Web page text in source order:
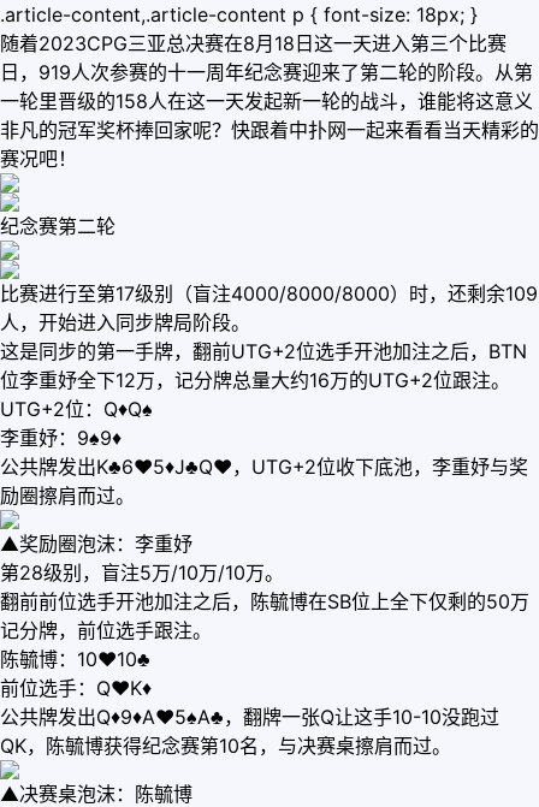
.article-content,.article-content p { font-size: 18px; }
随着2023CPG三亚总决赛在8月18日这一天进入第三个比赛
日，919人次参赛的十一周年纪念赛迎来了第二轮的阶段。从第
一轮里晋级的158人在这一天发起新一轮的战斗，谁能将这意义
非凡的冠军奖杯捧回家呢？快跟着中扑网一起来看看当天精彩的
赛况吧！
纪念赛第二轮
比赛进行至第17级别（盲注4000/8000/8000）时，还剩余109
人，开始进入同步牌局阶段。
这是同步的第一手牌，翻前UTG+2位选手开池加注之后，BTN
位李重妤全下12万，记分牌总量大约16万的UTG+2位跟注。
UTG+2位：Q♦Q♠
李重妤：9♠9♦
公共牌发出K♣6♥5♦J♣Q♥，UTG+2位收下底池，李重妤与奖
励圈擦肩而过。
▲奖励圈泡沫：李重妤
第28级别，盲注5万/10万/10万。
翻前前位选手开池加注之后，陈毓博在SB位上全下仅剩的50万
记分牌，前位选手跟注。
陈毓博：10♥10♣
前位选手：Q♥K♦
公共牌发出Q♦9♦A♥5♠A♣，翻牌一张Q让这手10-10没跑过
QK，陈毓博获得纪念赛第10名，与决赛桌擦肩而过。
▲决赛桌泡沫：陈毓博